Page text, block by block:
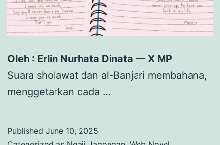
Oleh : Erlin Nurhata Dinata — X MP
Suara sholawat dan al-Banjari membahana,
menggetarkan dada …
Published June 10, 2025